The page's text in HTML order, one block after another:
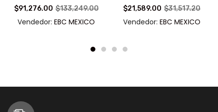
$91,276.00 $133,249.00
Vendedor: EBC MEXICO
$21,589.00 $31,517.20
Vendedor: EBC MEXICO